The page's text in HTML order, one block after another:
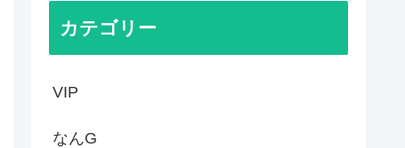
カテゴリー
VIP
なんG